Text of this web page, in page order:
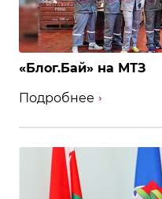
«Блог.Бай» на МТЗ
Подробнее